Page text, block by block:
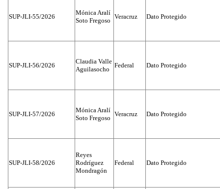
SUP-JLI-55/2026
Mónica Aralí
Soto Fregoso
Veracruz Dato Protegido
SUP-JLI-56/2026
Claudia Valle
Aguilasocho
Federal Dato Protegido
SUP-JLI-57/2026
Mónica Aralí
Soto Fregoso
Veracruz Dato Protegido
SUP-JLI-58/2026
Reyes
Rodríguez
Mondragón
Federal Dato Protegido